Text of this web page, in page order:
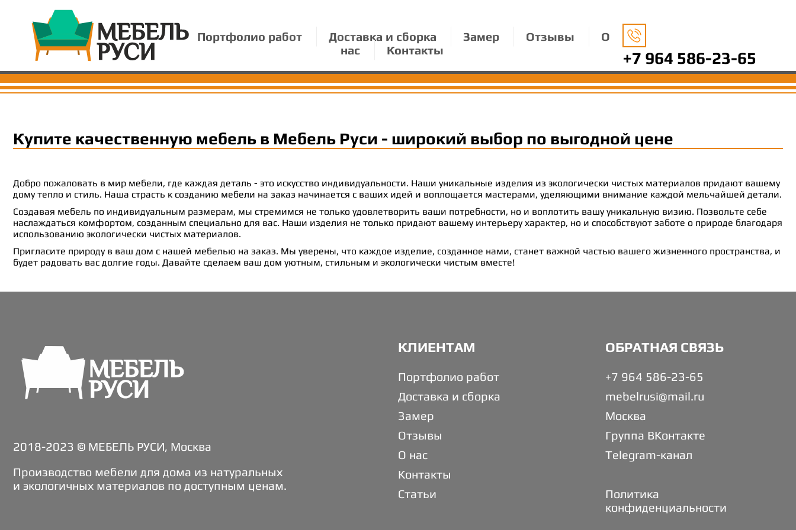
Портфолио работ Доставка и сборка Замер Отзывы
О
нас
Контакты +7 964 586-23-65
Купите качественную мебель в Мебель Руси - широкий выбор по выгодной цене
Добро пожаловать в мир мебели, где каждая деталь - это искусство индивидуальности. Наши уникальные изделия из экологически чистых материалов придают вашему
дому тепло и стиль. Наша страсть к созданию мебели на заказ начинается с ваших идей и воплощается мастерами, уделяющими внимание каждой мельчайшей детали.
Создавая мебель по индивидуальным размерам, мы стремимся не только удовлетворить ваши потребности, но и воплотить вашу уникальную визию. Позвольте себе
наслаждаться комфортом, созданным специально для вас. Наши изделия не только придают вашему интерьеру характер, но и способствуют заботе о природе благодаря
использованию экологически чистых материалов.
Пригласите природу в ваш дом с нашей мебелью на заказ. Мы уверены, что каждое изделие, созданное нами, станет важной частью вашего жизненного пространства, и
будет радовать вас долгие годы. Давайте сделаем ваш дом уютным, стильным и экологически чистым вместе!
2018-2023 © МЕБЕЛЬ РУСИ, Москва
Производство мебели для дома из натуральных
и экологичных материалов по доступным ценам.
КЛИЕНТАМ
Портфолио работ
Доставка и сборка
Замер
Отзывы
О нас
Контакты
Статьи
ОБРАТНАЯ СВЯЗЬ
+7 964 586-23-65
mebelrusi@mail.ru
Москва
Группа ВКонтакте
Telegram-канал
Политика
конфиденциальности